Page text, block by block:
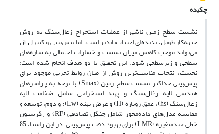
چکیده
نشست سطح زمین ناشی از عملیات استخراج زغال‌سنگ به روش
جبهه‌کار طویل، پدیده‌ای اجتناب‌ناپذیر است، اما پیش‌بینی و کنترل آن
می‌تواند موجب کاهش میزان نشست و خسارات احتمالی به سازه‌های
سطحی و زیرسطحی شود. این تحقیق با دو هدف انجام شده است:
نخست، انتخاب مناسب‌ترین روش از میان روابط تجربی موجود برای
پیش‌بینی حداکثر نشست سطح زمین (Smax) با توجه به پارامترهای
هندسی لایه زغال‌سنگ و پهنه استخراجی شامل ضخامت لایه
زغال‌سنگ (hs)، عمق روباره (H) و عرض پهنه (Lw)؛ و دوم، توسعه و
مقایسه مدل‌های داده‌محور شامل جنگل تصادفی (RF) و رگرسیون
خطی چندمتغیره (LMR) برای بهبود دقت پیش‌بینی. در این راستا، 85